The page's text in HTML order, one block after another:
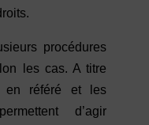
procédures
les cas. A titre
en référé et les
d’agir